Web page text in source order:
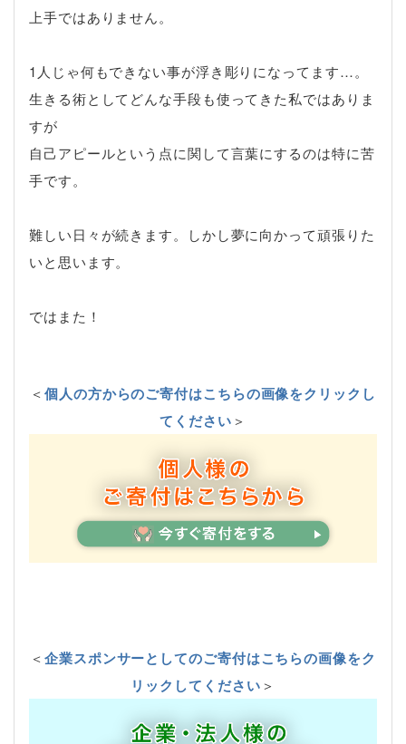
上手ではありません。
1人じゃ何もできない事が浮き彫りになってます…。
生きる術としてどんな手段も使ってきた私ではありま
すが
自己アピールという点に関して言葉にするのは特に苦
手です。
難しい日々が続きます。しかし夢に向かって頑張りた
いと思います。
ではまた！
＜個人の方からのご寄付はこちらの画像をクリックし
てください＞
＜企業スポンサーとしてのご寄付はこちらの画像をク
リックしてください＞